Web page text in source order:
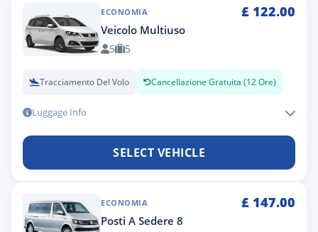
ECONOMIA £ 122.00
Veicolo Multiuso
5 5
Tracciamento Del Volo Cancellazione Gratuita (12 Ore)
Luggage Info
SELECT VEHICLE
ECONOMIA £ 147.00
Posti A Sedere 8